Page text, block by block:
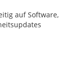
auf Software,